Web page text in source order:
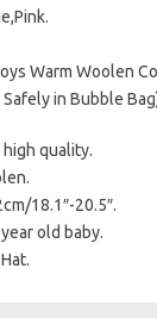
Warm Woolen
in Bubble
quality.
18.1″-20.5″.
old baby.